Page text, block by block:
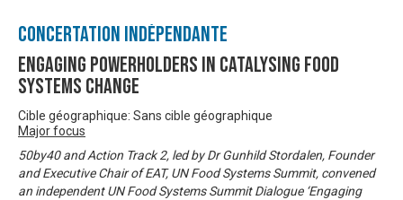
Concertation Indépendante
Engaging Powerholders in Catalysing Food
Systems Change
Cible géographique: Sans cible géographique
Major focus
50by40 and Action Track 2, led by Dr Gunhild Stordalen, Founder
and Executive Chair of EAT, UN Food Systems Summit, convened
an independent UN Food Systems Summit Dialogue ‘Engaging